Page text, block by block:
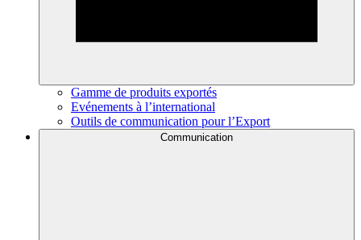
Gamme de produits exportés
Evénements à l’international
Outils de communication pour l’Export
Communication